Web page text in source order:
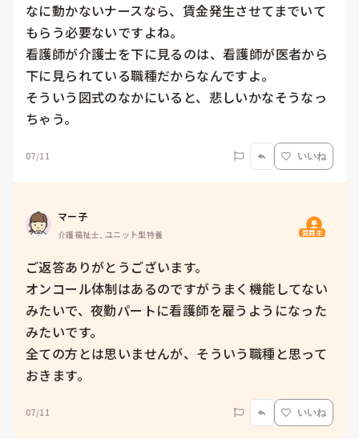
なに動かないナースなら、賃金発生させてまでいて
もらう必要ないですよね。
看護師が介護士を下に見るのは、看護師が医者から
下に見られている職種だからなんですよ。
そういう図式のなかにいると、悲しいかなそうなっ
ちゃう。
07/11 いいね
マー子
介護福祉士, ユニット型特養 質問主
ご返答ありがとうございます。
オンコール体制はあるのですがうまく機能してない
みたいで、夜勤パートに看護師を雇うようになった
みたいです。
全ての方とは思いませんが、そういう職種と思って
おきます。
07/11 いいね